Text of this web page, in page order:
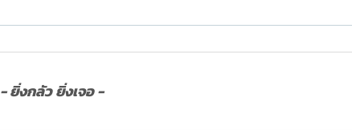
- ยิ่งกลัว ยิ่งเจอ -